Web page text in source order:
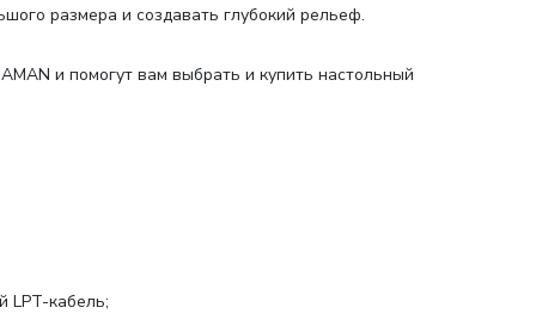
размера и создавать глубокий рельеф.
и помогут вам выбрать и купить настольный
LPT-кабель;